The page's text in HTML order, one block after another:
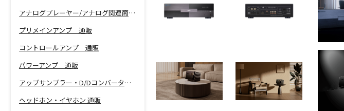
アナログプレーヤー/アナログ関連商品 通販
プリメインアンプ 通販
コントロールアンプ 通販
パワーアンプ 通販
アップサンプラー・D/Dコンバーター 通販
ヘッドホン・イヤホン 通販